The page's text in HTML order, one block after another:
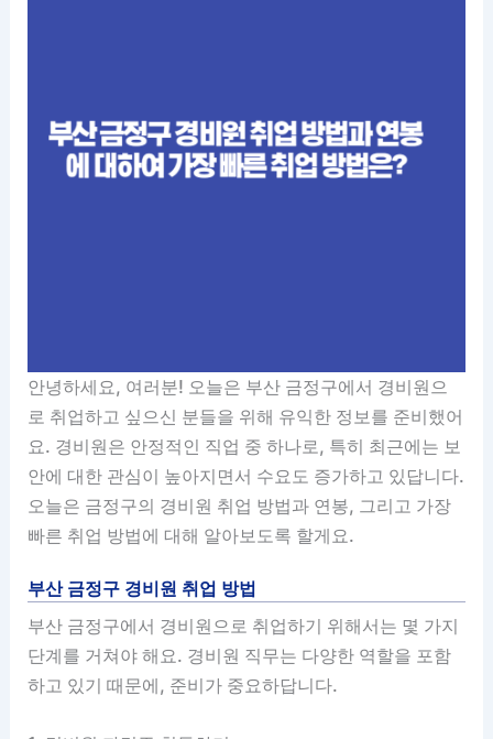
안녕하세요, 여러분! 오늘은 부산 금정구에서 경비원으
로 취업하고 싶으신 분들을 위해 유익한 정보를 준비했어
요. 경비원은 안정적인 직업 중 하나로, 특히 최근에는 보
안에 대한 관심이 높아지면서 수요도 증가하고 있답니다.
오늘은 금정구의 경비원 취업 방법과 연봉, 그리고 가장
빠른 취업 방법에 대해 알아보도록 할게요.
부산 금정구 경비원 취업 방법
부산 금정구에서 경비원으로 취업하기 위해서는 몇 가지
단계를 거쳐야 해요. 경비원 직무는 다양한 역할을 포함
하고 있기 때문에, 준비가 중요하답니다.